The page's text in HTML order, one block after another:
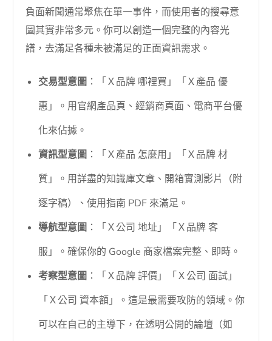
負面新聞通常聚焦在單一事件，而使用者的搜尋意
圖其實非常多元。你可以創造一個完整的內容光
譜，去滿足各種未被滿足的正面資訊需求。
交易型意圖 ：「Ｘ品牌 哪裡買」「Ｘ產品 優
惠」。用官網產品頁、經銷商頁面、電商平台優
化來佔據。
資訊型意圖 ：「Ｘ產品 怎麼用」「Ｘ品牌 材
質」。用詳盡的知識庫文章、開箱實測影片（附
逐字稿）、使用指南 PDF 來滿足。
導航型意圖 ：「Ｘ公司 地址」「Ｘ品牌 客
服」。確保你的 Google 商家檔案完整、即時。
考察型意圖 ：「Ｘ品牌 評價」「Ｘ公司 面試」
「Ｘ公司 資本額」。這是最需要攻防的領域。你
可以在自己的主導下，在透明公開的論壇（如